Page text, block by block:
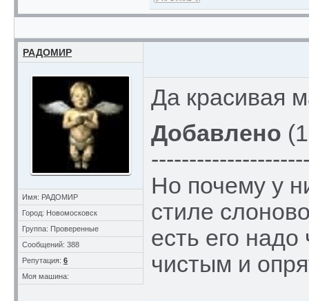
РАДОМИР
Имя: РАДОМИР
Город: Новомосковск
Группа: Проверенные
Сообщений: 388
Репутация: 6
Моя машина:
Да красивая
Добавлено
Но почему у
стиле
есть его
чистым и